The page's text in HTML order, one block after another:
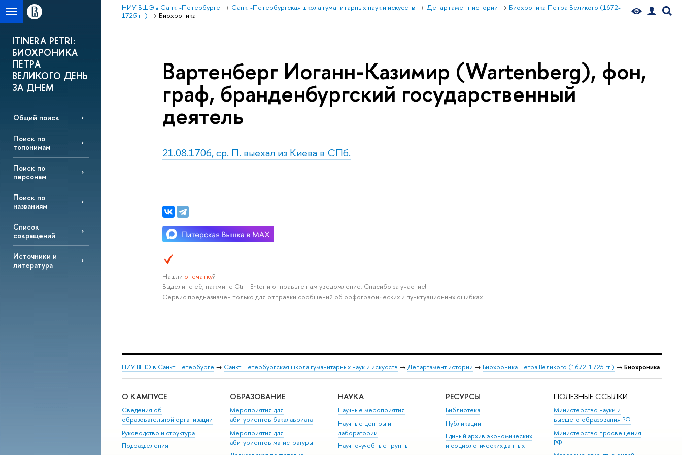
НИУ ВШЭ в Санкт-Петербурге Санкт-Петербургская школа гуманитарных наук и искусств Департамент истории
Биохроника Петра Великого (1672-
1725 гг.)
Биохроника
ITINERA PETRI:
БИОХРОНИКА
ПЕТРА
ВЕЛИКОГО ДЕНЬ
ЗА ДНЕМ
Общий поиск
Поиск по
топонимам
Поиск по
персонам
Поиск по
названиям
Список
сокращений
Источники и
литература
Вартенберг Иоганн-Казимир (Wartenberg), фон,
граф, бранденбургский государственный
деятель
21.08.1706, ср. П. выехал из Киева в СПб.
Нашли опечатку?
Выделите её, нажмите Ctrl+Enter и отправьте нам уведомление. Спасибо за участие!
Сервис предназначен только для отправки сообщений об орфографических и пунктуационных ошибках.
НИУ ВШЭ в Санкт-Петербурге → Санкт-Петербургская школа гуманитарных наук и искусств → Департамент истории → Биохроника Петра Великого (1672-1725 гг.) → Биохроника
О КАМПУСЕ
Сведения об
образовательной организации
Руководство и структура
Подразделения
ОБРАЗОВАНИЕ
Мероприятия для
абитуриентов бакалавриата
Мероприятия для
абитуриентов магистратуры
НАУКА
Научные мероприятия
Научные центры и
лаборатории
Научно-учебные группы
РЕСУРСЫ
Библиотека
Публикации
Единый архив экономических
и социологических данных
ПОЛЕЗНЫЕ ССЫЛКИ
Министерство науки и
высшего образования РФ
Министерство просвещения
РФ